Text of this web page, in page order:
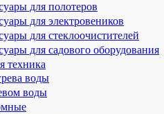
для полотеров
для электровеников
для стеклоочистителей
для садового оборудования
техника
воды
воды